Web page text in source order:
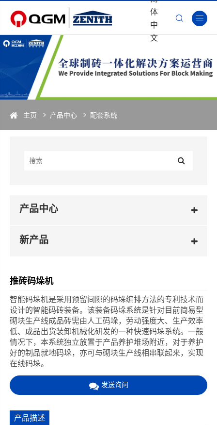
体
中
文
 
主页 产品中心 配套系统
产品中心
新产品
推砖码垛机
智能码垛机是采用预留间隙的码垛编排方法的专利技术而
设计的智能码砖装备。该装备码垛系统是针对目前简易型
砌块生产线成品砖需由人工码垛，劳动强度大、生产效率
低、成品出货装卸机械化研发的一种快速码垛系统。一般
情况下，本系统独立放置于产品养护堆场附近，对于养护
好的制品就地码垛，亦可与砌块生产线相串联起来，实现
在线码垛。
发送询问
产品描述